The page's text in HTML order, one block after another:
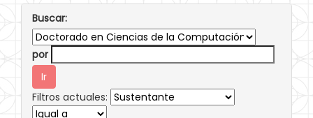
Buscar:
por
Filtros actuales: